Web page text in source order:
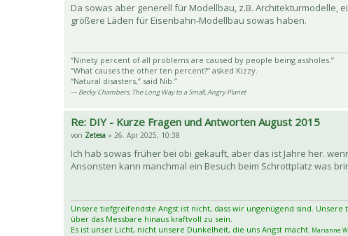
Da sowas aber generell für Modellbau, z.B.
größere Läden für Eisenbahn-Modellbau sowas haben.
“Ninety percent of all problems are caused by people being assholes.”
“What causes the other ten percent?” asked Kizzy.
“Natural disasters,” said Nib.”
― Becky Chambers, The Long Way to a Small, Angry Planet
Re: DIY - Kurze Fragen und Antworten August 2015
von Zetesa » 26. Apr 2025, 10:38
Ich hab sowas früher bei obi gekauft, aber das ist Jahre her.
Ansonsten kann manchmal ein Besuch beim Schrottplatz was
Unsere tiefgreifendste Angst ist nicht, dass wir ungenügend sind. Unsere
über das Messbare hinaus kraftvoll zu sein.
Es ist unser Licht, nicht unsere Dunkelheit, die uns Angst macht. Marianne